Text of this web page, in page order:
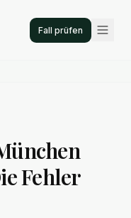
Fall prüfen
Fehler